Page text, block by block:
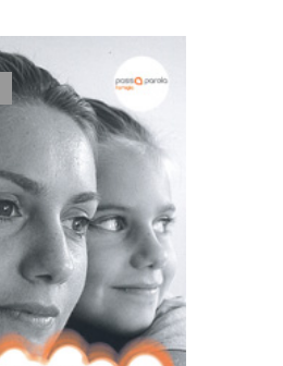
LEGGI TUTTO